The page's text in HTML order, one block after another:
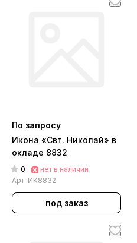
По запросу
Икона «Свт. Николай» в
окладе 8832
0
нет в наличии
Арт. ИК8832
под заказ